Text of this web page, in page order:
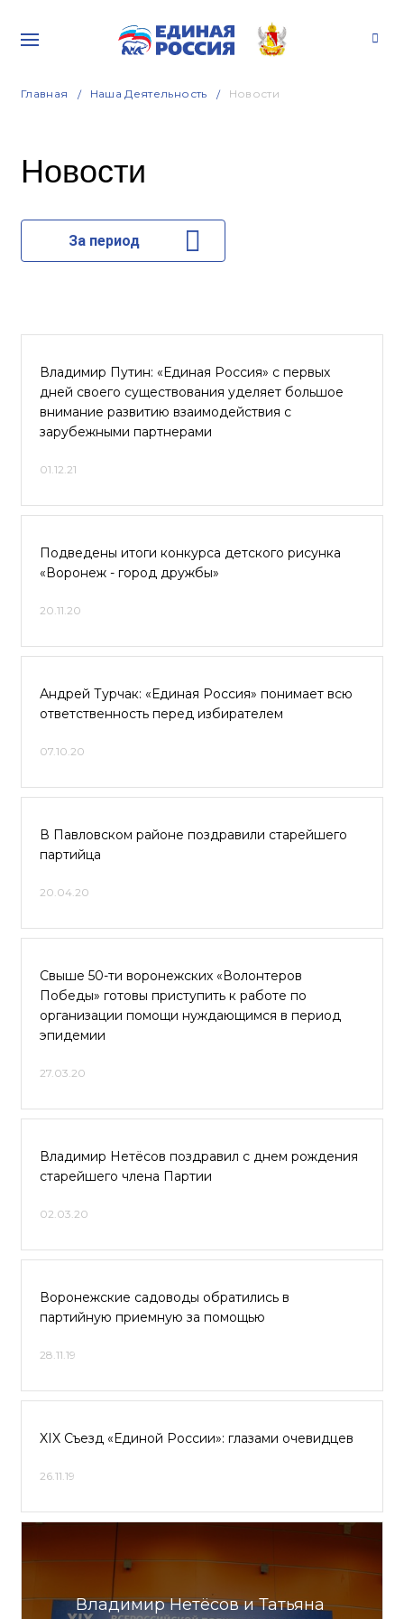
Главная Наша Деятельность Новости
Новости
За период
Владимир Путин: «Единая Россия» с первых
дней своего существования уделяет большое
внимание развитию взаимодействия с
зарубежными партнерами
01.12.21
Подведены итоги конкурса детского рисунка
«Воронеж - город дружбы»
20.11.20
Андрей Турчак: «Единая Россия» понимает всю
ответственность перед избирателем
07.10.20
В Павловском районе поздравили старейшего
партийца
20.04.20
Свыше 50-ти воронежских «Волонтеров
Победы» готовы приступить к работе по
организации помощи нуждающимся в период
эпидемии
27.03.20
Владимир Нетёсов поздравил с днем рождения
старейшего члена Партии
02.03.20
Воронежские садоводы обратились в
партийную приемную за помощью
28.11.19
XIX Съезд «Единой России»: глазами очевидцев
26.11.19
Владимир Нетёсов и Татьяна